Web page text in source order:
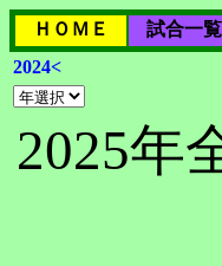
ＨＯＭＥ 試合一覧
2024<
2025年